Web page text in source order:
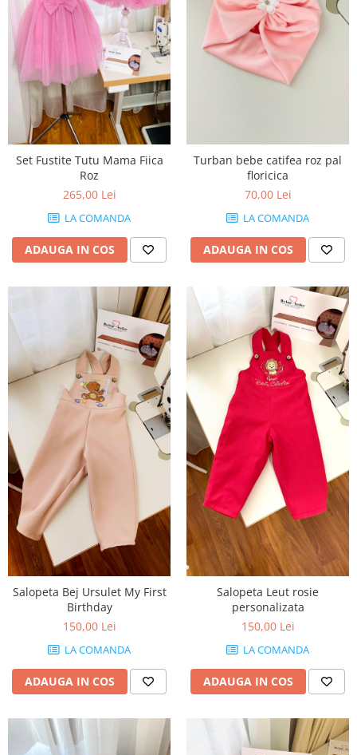
Set Fustite Tutu Mama Fiica
Roz
265,00 Lei
LA COMANDA
ADAUGA IN COS
Turban bebe catifea roz pal
floricica
70,00 Lei
LA COMANDA
ADAUGA IN COS
Salopeta Bej Ursulet My First
Birthday
150,00 Lei
LA COMANDA
ADAUGA IN COS
Salopeta Leut rosie
personalizata
150,00 Lei
LA COMANDA
ADAUGA IN COS